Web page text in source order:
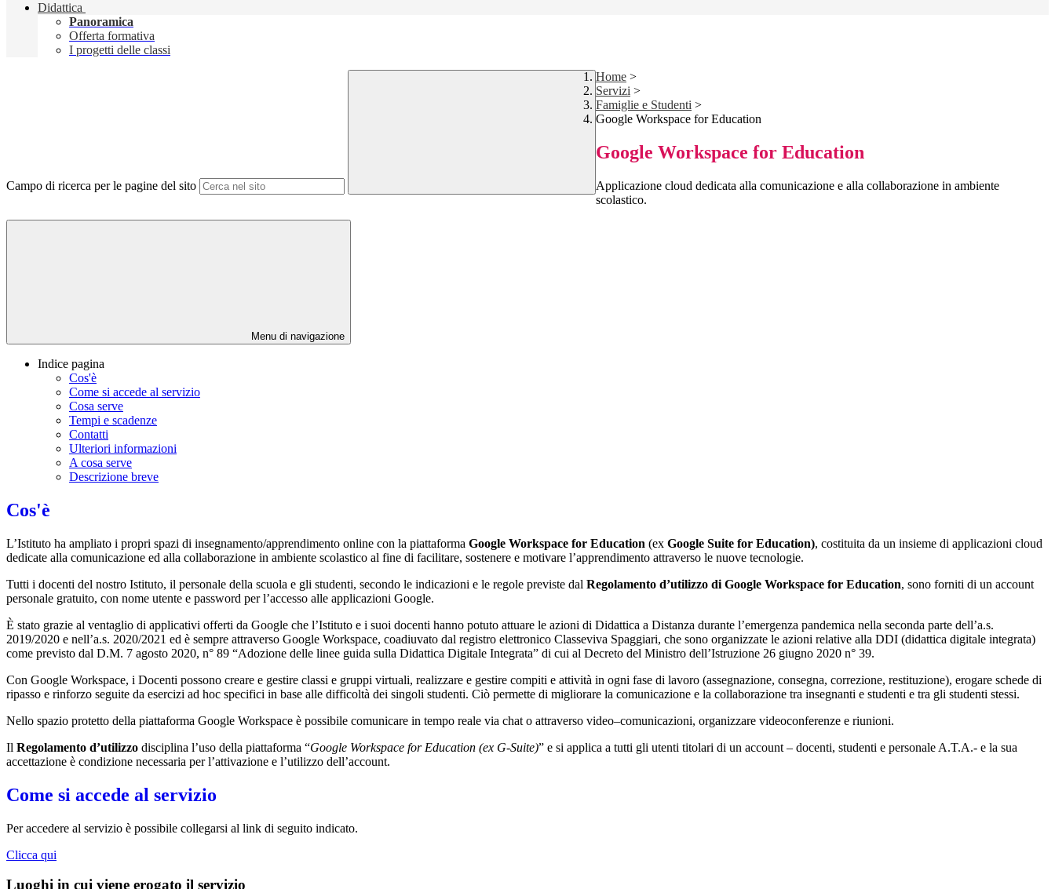
Didattica
Panoramica
Offerta formativa
I progetti delle classi
Campo di ricerca per le pagine del sito
Home >
Servizi >
Famiglie e Studenti >
Google Workspace for Education
Google Workspace for Education
Applicazione cloud dedicata alla comunicazione e alla collaborazione in ambiente
scolastico.
Menu di navigazione
Indice pagina
Cos'è
Come si accede al servizio
Cosa serve
Tempi e scadenze
Contatti
Ulteriori informazioni
A cosa serve
Descrizione breve
Cos'è
L’Istituto ha ampliato i propri spazi di insegnamento/apprendimento online con la piattaforma Google Workspace for Education (ex Google Suite for Education), costituita da un insieme di applicazioni cloud
dedicate alla comunicazione ed alla collaborazione in ambiente scolastico al fine di facilitare, sostenere e motivare l’apprendimento attraverso le nuove tecnologie.
Tutti i docenti del nostro Istituto, il personale della scuola e gli studenti, secondo le indicazioni e le regole previste dal Regolamento d’utilizzo di Google Workspace for Education, sono forniti di un account
personale gratuito, con nome utente e password per l’accesso alle applicazioni Google.
È stato grazie al ventaglio di applicativi offerti da Google che l’Istituto e i suoi docenti hanno potuto attuare le azioni di Didattica a Distanza durante l’emergenza pandemica nella seconda parte dell’a.s.
2019/2020 e nell’a.s. 2020/2021 ed è sempre attraverso Google Workspace, coadiuvato dal registro elettronico Classeviva Spaggiari, che sono organizzate le azioni relative alla DDI (didattica digitale integrata)
come previsto dal D.M. 7 agosto 2020, n° 89 “Adozione delle linee guida sulla Didattica Digitale Integrata” di cui al Decreto del Ministro dell’Istruzione 26 giugno 2020 n° 39.
Con Google Workspace, i Docenti possono creare e gestire classi e gruppi virtuali, realizzare e gestire compiti e attività in ogni fase di lavoro (assegnazione, consegna, correzione, restituzione), erogare schede di
ripasso e rinforzo seguite da esercizi ad hoc specifici in base alle difficoltà dei singoli studenti. Ciò permette di migliorare la comunicazione e la collaborazione tra insegnanti e studenti e tra gli studenti stessi.
Nello spazio protetto della piattaforma Google Workspace è possibile comunicare in tempo reale via chat o attraverso video–comunicazioni, organizzare videoconferenze e riunioni.
Il Regolamento d’utilizzo disciplina l’uso della piattaforma “Google Workspace for Education (ex G-Suite)” e si applica a tutti gli utenti titolari di un account – docenti, studenti e personale A.T.A.- e la sua
accettazione è condizione necessaria per l’attivazione e l’utilizzo dell’account.
Come si accede al servizio
Per accedere al servizio è possibile collegarsi al link di seguito indicato.
Clicca qui
Luoghi in cui viene erogato il servizio